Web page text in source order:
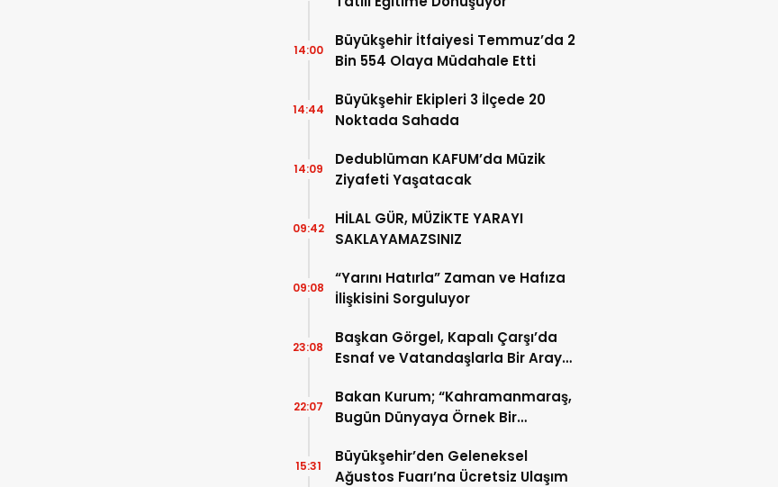
Büyükşehir İtfaiyesi Temmuz’da 2
Bin 554 Olaya Müdahale Etti
14:00
Büyükşehir Ekipleri 3 İlçede 20
Noktada Sahada
14:44
Dedublüman KAFUM’da Müzik
Ziyafeti Yaşatacak
14:09
HİLAL GÜR, MÜZİKTE YARAYI
SAKLAYAMAZSINIZ
09:42
“Yarını Hatırla” Zaman ve Hafıza
İlişkisini Sorguluyor
09:08
Başkan Görgel, Kapalı Çarşı’da
Esnaf ve Vatandaşlarla Bir Araya
23:08
Bakan Kurum; “Kahramanmaraş,
Bugün Dünyaya Örnek Bir
22:07
Büyükşehir’den Geleneksel
Ağustos Fuarı’na Ücretsiz Ulaşım
15:31